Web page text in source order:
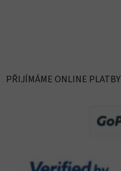
PŘIJÍMÁME ONLINE PLATBY